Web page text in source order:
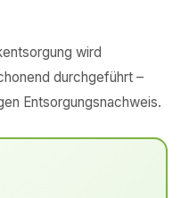
wird
durchgeführt –
Entsorgungsnachweis.